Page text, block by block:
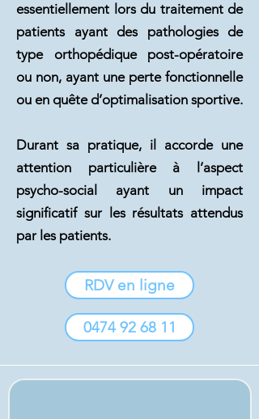
essentiellement lors du traitement de
patients ayant des pathologies de
type orthopédique post-opératoire
ou non, ayant une perte fonctionnelle
ou en quête d’optimalisation sportive.
Durant sa pratique, il accorde une
attention particulière à l’aspect
psycho-social ayant un impact
significatif sur les résultats attendus
par les patients.
RDV en ligne
0474 92 68 11